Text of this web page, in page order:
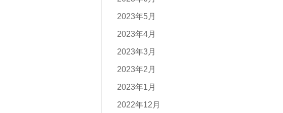
2023年5月
2023年4月
2023年3月
2023年2月
2023年1月
2022年12月